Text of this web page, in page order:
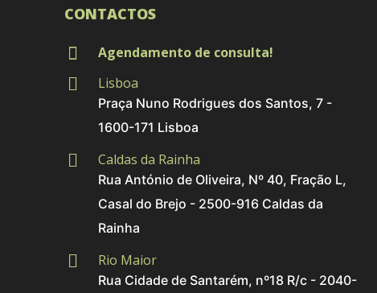
CONTACTOS
Agendamento de consulta!
Lisboa
Praça Nuno Rodrigues dos Santos, 7 -
1600-171 Lisboa
Caldas da Rainha
Rua António de Oliveira, Nº 40, Fração L,
Casal do Brejo - 2500-916 Caldas da
Rainha
Rio Maior
Rua Cidade de Santarém, nº18 R/c - 2040-